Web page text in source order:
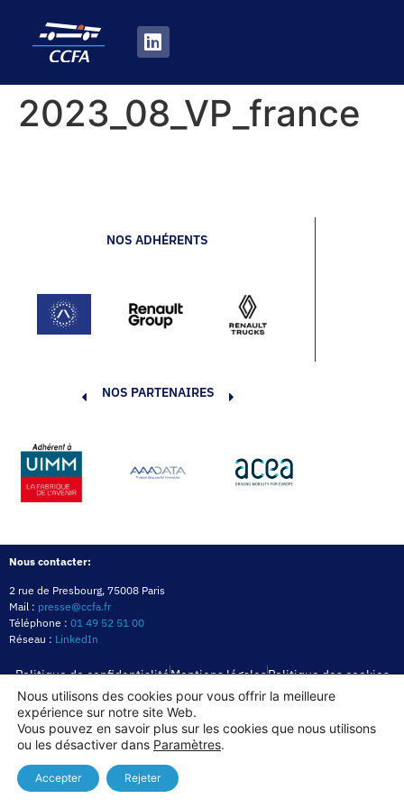
2023_08_VP_france
NOS ADHÉRENTS
NOS PARTENAIRES
Nous contacter:
2 rue de Presbourg, 75008 Paris
Mail : presse@ccfa.fr
Téléphone : 01 49 52 51 00
Réseau : LinkedIn
Politique de confidentialitéMentions légalesPolitique des cookies
Copyright© 2026
Nous utilisons des cookies pour vous offrir la meilleure
expérience sur notre site Web.
Vous pouvez en savoir plus sur les cookies que nous utilisons
ou les désactiver dans Paramètres.
Accepter Rejeter